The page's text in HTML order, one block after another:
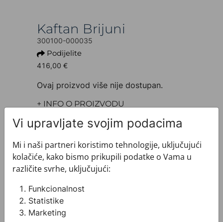
Kaftan Brijuni
300100-000035
Podijelite
416,00 €
Ovaj proizvod više nije dostupan.
+ INFO O PROIZVODU
Model: Kratki
Boja: Svijetlo plava
Proizvod: Kaftan
Veličina: 140 x 140 cm
Sirovinski sastav : Svila 100%
+ MATERIJAL I ODRŽAVANJE
+ DOSTAVA
Vi upravljate svojim podacima
Mi i naši partneri koristimo tehnologije, uključujući
kolačiće, kako bismo prikupili podatke o Vama u
različite svrhe, uključujući:
Funkcionalnost
Statistike
Marketing